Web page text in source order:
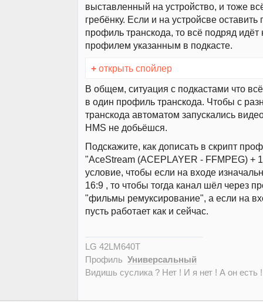
выставленный на устройство, и тоже
гребёнку. Если и на устройсве оставить
профиль транскода, то всё подряд идёт
профилем указанным в подкасте.
+ открыть спойлер
В общем, ситуация с подкастами что
в один профиль транскода. Чтобы с
транскода автоматом запускались
HMS не добьёшся.
Подскажите, как дописать в скрипт
"AceStream (ACEPLAYER - FFMPEG) +
условие, чтобы если на входе
16:9 , то чтобы тогда канал шёл через
"фильмы ремуксирование", а если на
пусть работает как и сейчас.
LG 42LM640T
Профиль Универсальный
Видишь суслика ? Нет ! И я нет ! А он есть